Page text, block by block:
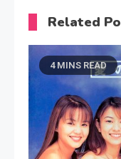
Related
4 MINS READ